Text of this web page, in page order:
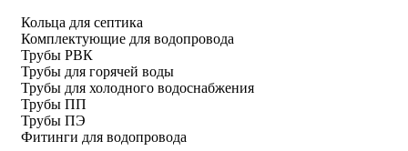
Кольца для септика
Комплектующие для водопровода
Трубы РВК
Трубы для горячей воды
Трубы для холодного водоснабжения
Трубы ПП
Трубы ПЭ
Фитинги для водопровода